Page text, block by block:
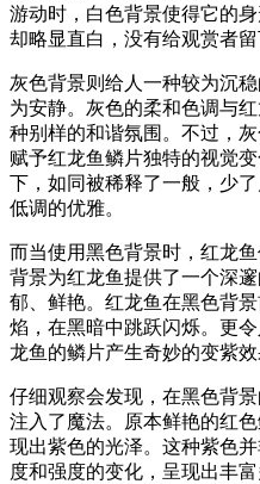
游动时，白色背景使得它的
却略显直白，没有给观赏者留
灰色背景则给人一种较为沉
为安静。灰色的柔和色调与
种别样的和谐氛围。不过，
赋予红龙鱼鳞片独特的视觉
下，如同被稀释了一般，少
低调的优雅。
而当使用黑色背景时，红龙
背景为红龙鱼提供了一个深
郁、鲜艳。红龙鱼在黑色背
焰，在黑暗中跳跃闪烁。更
龙鱼的鳞片产生奇妙的变紫效
仔细观察会发现，在黑色背
注入了魔法。原本鲜艳的红
现出紫色的光泽。这种紫色
度和强度的变化，呈现出丰